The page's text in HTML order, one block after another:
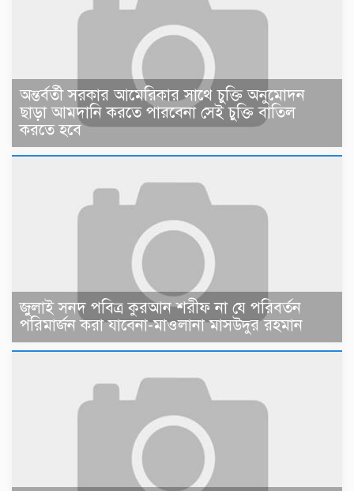
অন্তর্বর্তী সরকার আমেরিকার সাথে চুক্তি অনুমোদন
ছাড়া আমদানি করতে পারবেনা সেই চুক্তি বাতিল
করতে হবে
জুলাই সনদ পবিত্র কুরআন শরীফ না যে পরিবর্তন
পরিমার্জন করা যাবেনা-মাওলানা মাসউদুর রহমান